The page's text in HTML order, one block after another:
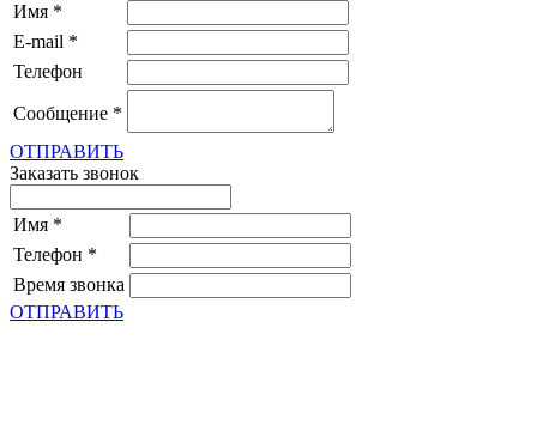
Имя *
E-mail *
Телефон
Сообщение *
ОТПРАВИТЬ
Заказать звонок
Имя *
Телефон *
Время звонка
ОТПРАВИТЬ